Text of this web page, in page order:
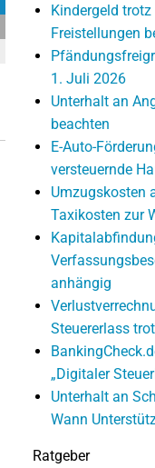
Kindergeld
Freistellungen
1. Juli 2026
Unterhalt an
beachten
E-Auto-
versteuernde
Umzugskosten
Taxikosten zur
anhängig
Steuererlass
„Digitaler
Unterhalt an
Wann
Ratgeber